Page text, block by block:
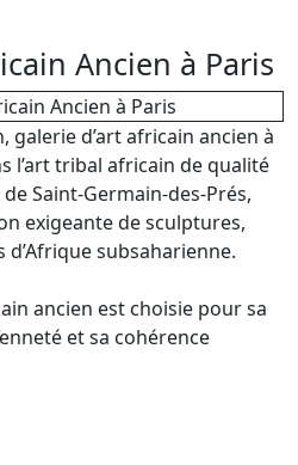
Ancien à Paris
galerie d’art africain ancien à
l’art tribal africain de qualité
Saint-Germain-des-Prés,
exigeante de sculptures,
subsaharienne.
ancien est choisie pour sa
et sa cohérence